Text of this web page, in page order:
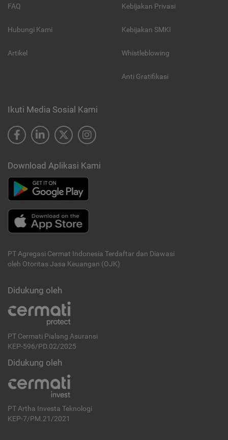
FAQ
Hubungi Kami
Artikel
Kebijakan Privasi
Kebijakan SMKI
Whistleblowing
Anti Gratifikasi
Ikuti Media Sosial Kami
Download Aplikasi Kami
PT Agregasi Cermat Indonesia Terdaftar dan Diawasi
oleh Otoritas Jasa Keuangan (OJK)
Didukung oleh
PT Cermati Pialang Asuransi
KEP-596/PD.02/2025
Didukung oleh
PT Artha Investa Teknologi
KEP-7/PM.21/2021